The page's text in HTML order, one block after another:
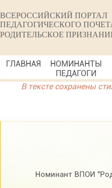
ВСЕРОССИЙСКИЙ ПОРТАЛ
ПЕДАГОГИЧЕСКОГО
РОДИТЕЛЬСКОЕ
ГЛАВНАЯ
НОМИНАНТЫ
ПЕДАГОГИ
В тексте сохранены
Номинант ВПОИ